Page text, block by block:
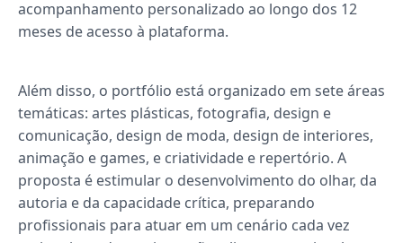
acompanhamento personalizado ao longo dos 12
meses de acesso à plataforma.
Além disso, o portfólio está organizado em sete áreas
temáticas: artes plásticas, fotografia, design e
comunicação, design de moda, design de interiores,
animação e games, e criatividade e repertório. A
proposta é estimular o desenvolvimento do olhar, da
autoria e da capacidade crítica, preparando
profissionais para atuar em um cenário cada vez